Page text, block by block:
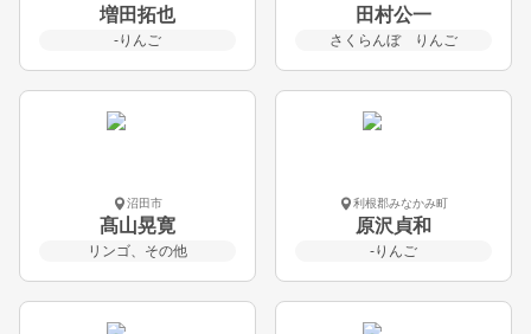
増田拓也
-りんご
田村公一
さくらんぼ りんご
沼田市
髙山晃寛
リンゴ、その他
利根郡みなかみ町
原沢貞和
-りんご